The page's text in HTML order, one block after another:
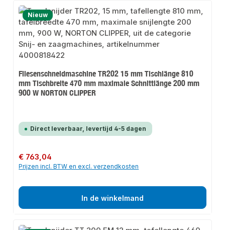
Nieuw
Fliesenschneidmaschine TR202 15 mm Tischlänge 810
mm Tischbreite 470 mm maximale Schnittlänge 200 mm
900 W NORTON CLIPPER
Direct leverbaar, levertijd 4-5 dagen
Normale prijs:
€ 763,04
Prijzen incl. BTW en excl. verzendkosten
In de winkelmand